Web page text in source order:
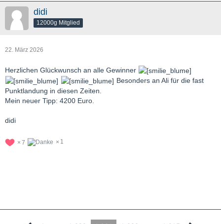
didi
12000g Mitglied
22. März 2026
Herzlichen Glückwunsch an alle Gewinner
Besonders an Ali für die fast
Punktlandung in diesen Zeiten.
Mein neuer Tipp: 4200 Euro.
didi
7 1